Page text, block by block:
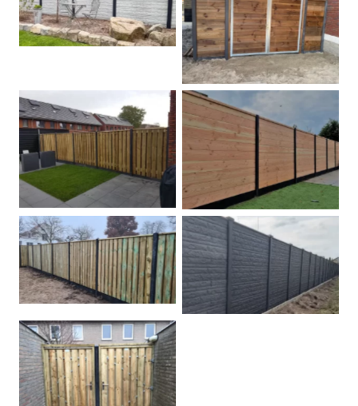
Betonschutting
Dubbele poort
Betonpalen schutting Douglas
Hout beton schuttingen Rots motief antraciet
Tuindeur grenen